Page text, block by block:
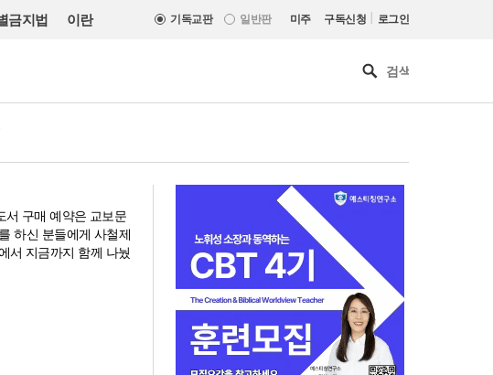
금지법 이란 기독교판 일반판 미주 구독신청 | 로그인
서 구매 예약은 교보문
하신 분들에게 사철제
서 지금까지 함께 나눴